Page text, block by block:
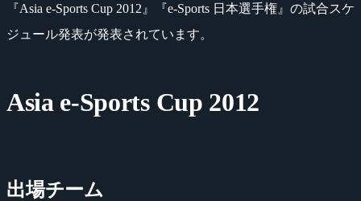
『Asia e-Sports Cup 2012』『e-Sports 日本選手権』の試合スケ
ジュール発表が発表されています。
Asia e-Sports Cup 2012
出場チーム